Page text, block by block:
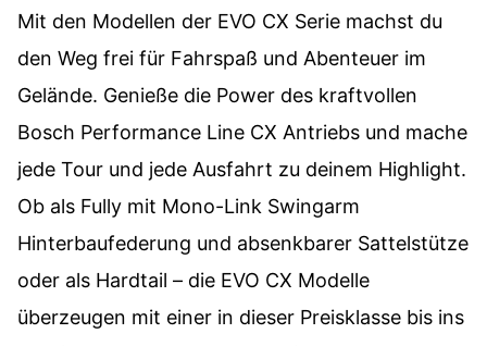
Mit den Modellen der EVO CX Serie machst du
den Weg frei für Fahrspaß und Abenteuer im
Gelände. Genieße die Power des kraftvollen
Bosch Performance Line CX Antriebs und mache
jede Tour und jede Ausfahrt zu deinem Highlight.
Ob als Fully mit Mono-Link Swingarm
Hinterbaufederung und absenkbarer Sattelstütze
oder als Hardtail – die EVO CX Modelle
überzeugen mit einer in dieser Preisklasse bis ins